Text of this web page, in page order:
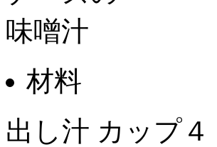
材料
出し汁 カップ４